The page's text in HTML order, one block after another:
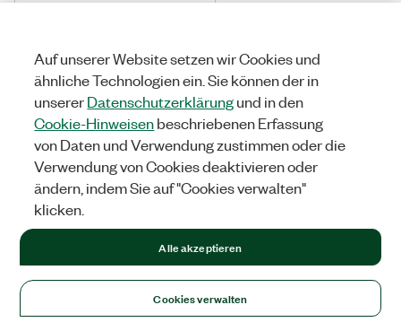
TBShowRunButton
Symbolleiste während der VI-
Ausführung angezeigt wird.
TBVisible
Gibt an, ob während der
Ausführung des VIs die
LabVIEW-Symbolleiste
eingeblendet werden soll.
VIType
Auf unserer Website setzen wir Cookies und
ähnliche Technologien ein. Sie können der in
unsererDatenschutzerklärungund in den
Cookie-Hinweisenbeschriebenen Erfassung
von Daten und Verwendung zustimmen oder die
Verwendung von Cookies deaktivieren oder
ändern, indem Sie auf "Cookies verwalten"
klicken.
Cookies verwalten
Alle akzeptieren